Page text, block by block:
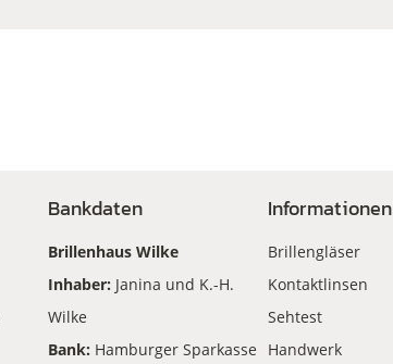
Bankdaten
Brillenhaus Wilke
Inhaber: Janina und K.-H.
Wilke
Bank: Hamburger Sparkasse
Informationen
Brillengläser
Kontaktlinsen
Sehtest
Handwerk